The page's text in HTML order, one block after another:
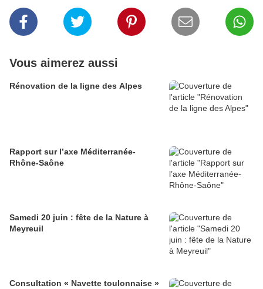
Vous aimerez aussi
Rénovation de la ligne des Alpes
Rapport sur l’axe Méditerranée-
Rhône-Saône
Samedi 20 juin : fête de la Nature à
Meyreuil
Consultation « Navette toulonnaise »